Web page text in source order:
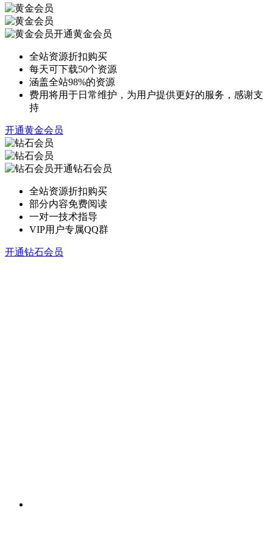
开通黄金会员
全站资源折扣购买
每天可下载50个资源
涵盖全站98%的资源
费用将用于日常维护，为用户提供更好的服务，感谢支
持
开通黄金会员
开通钻石会员
全站资源折扣购买
部分内容免费阅读
一对一技术指导
VIP用户专属QQ群
开通钻石会员